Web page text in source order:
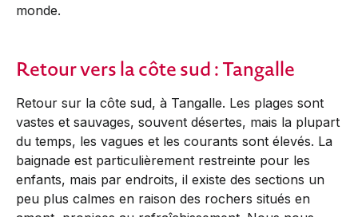
monde.
Retour vers la côte sud : Tangalle
Retour sur la côte sud, à Tangalle. Les plages sont
vastes et sauvages, souvent désertes, mais la plupart
du temps, les vagues et les courants sont élevés. La
baignade est particulièrement restreinte pour les
enfants, mais par endroits, il existe des sections un
peu plus calmes en raison des rochers situés en